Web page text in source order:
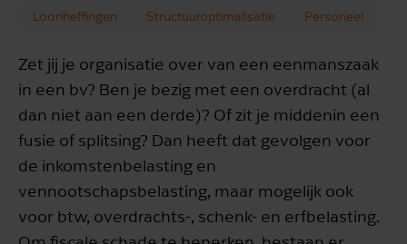
Loonheffingen Structuuroptimalisatie Personeel
Zet jij je organisatie over van een eenmanszaak
in een bv? Ben je bezig met een overdracht (al
dan niet aan een derde)? Of zit je middenin een
fusie of splitsing? Dan heeft dat gevolgen voor
de inkomstenbelasting en
vennootschapsbelasting, maar mogelijk ook
voor btw, overdrachts-, schenk- en erfbelasting.